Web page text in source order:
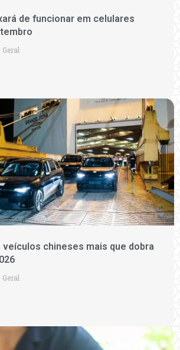
de funcionar em celulares
Geral
veículos chineses mais que dobra
Geral